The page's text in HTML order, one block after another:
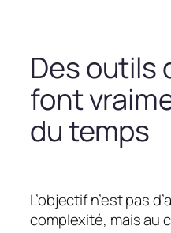
Des outils
font
du temps
L’objectif n’est pas
complexité, mais au